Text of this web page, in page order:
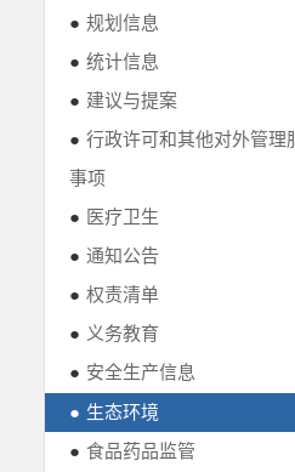
● 规划信息
● 统计信息
● 建议与提案
● 行政许可和其他对外管理
事项
● 医疗卫生
● 通知公告
● 权责清单
● 义务教育
● 安全生产信息
● 生态环境
● 食品药品监管